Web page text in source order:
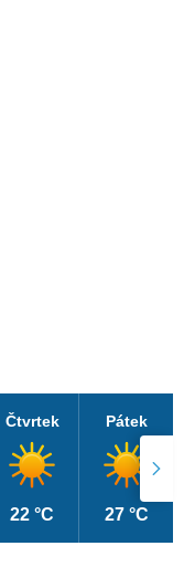
Čtvrtek
22 °C
Pátek
27 °C